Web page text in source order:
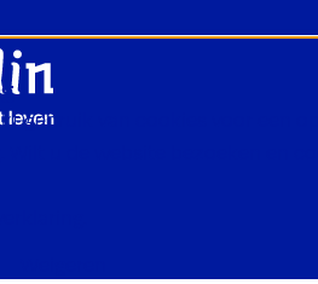
gebruik van cookies voor een